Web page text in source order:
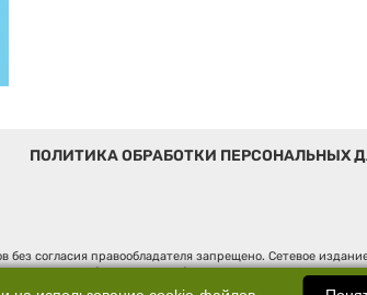
ПОЛИТИКА ОБРАБОТКИ ПЕРСОНАЛЬНЫХ
согласия правообладателя запрещено. Сетевое
коммуникаций (Роскомнадзор). Регистрационный номер
Бориса Ельцина, строение 3, оф. 7015 Фактический